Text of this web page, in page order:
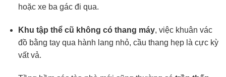
hoặc xe ba gác đi qua.
Khu tập thể cũ không có thang máy, việc khuân vác
đồ bằng tay qua hành lang nhỏ, cầu thang hẹp là cực kỳ
vất vả.